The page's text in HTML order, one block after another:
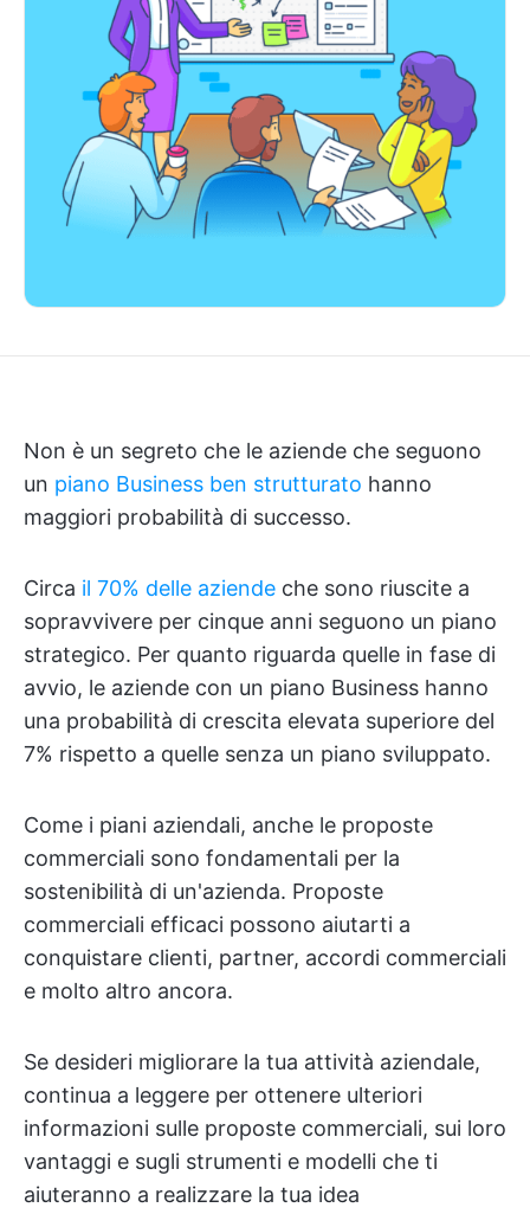
Non è un segreto che le aziende che seguono
un piano Business ben strutturato hanno
maggiori probabilità di successo.
Circa il 70% delle aziende che sono riuscite a
sopravvivere per cinque anni seguono un piano
strategico. Per quanto riguarda quelle in fase di
avvio, le aziende con un piano Business hanno
una probabilità di crescita elevata superiore del
7% rispetto a quelle senza un piano sviluppato.
Come i piani aziendali, anche le proposte
commerciali sono fondamentali per la
sostenibilità di un'azienda. Proposte
commerciali efficaci possono aiutarti a
conquistare clienti, partner, accordi commerciali
e molto altro ancora.
Se desideri migliorare la tua attività aziendale,
continua a leggere per ottenere ulteriori
informazioni sulle proposte commerciali, sui loro
vantaggi e sugli strumenti e modelli che ti
aiuteranno a realizzare la tua idea